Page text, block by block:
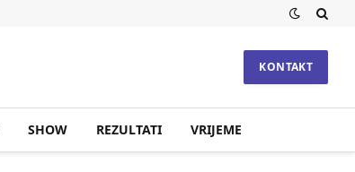
KONTAKT
SHOW REZULTATI VRIJEME